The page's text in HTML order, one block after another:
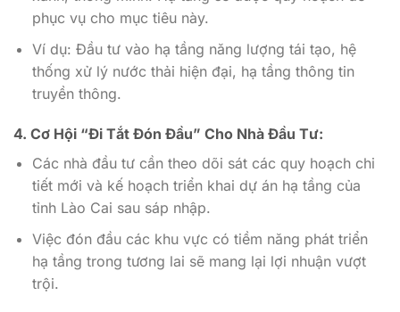
phục vụ cho mục tiêu này.
Ví dụ: Đầu tư vào hạ tầng năng lượng tái tạo, hệ
thống xử lý nước thải hiện đại, hạ tầng thông tin
truyền thông.
4. Cơ Hội “Đi Tắt Đón Đầu” Cho Nhà Đầu Tư:
Các nhà đầu tư cần theo dõi sát các quy hoạch chi
tiết mới và kế hoạch triển khai dự án hạ tầng của
tỉnh Lào Cai sau sáp nhập.
Việc đón đầu các khu vực có tiềm năng phát triển
hạ tầng trong tương lai sẽ mang lại lợi nhuận vượt
trội.